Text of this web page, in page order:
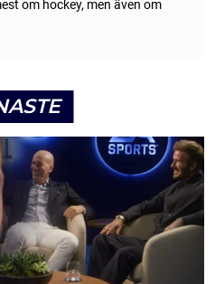
om hockey, men även om